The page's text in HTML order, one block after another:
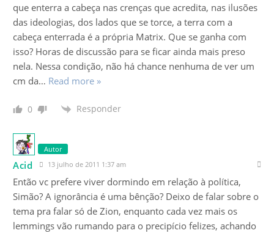
que enterra a cabeça nas crenças que acredita, nas ilusões
das ideologias, dos lados que se torce, a terra com a
cabeça enterrada é a própria Matrix. Que se ganha com
isso? Horas de discussão para se ficar ainda mais preso
nela. Nessa condição, não há chance nenhuma de ver um
cm da… Read more »
0 Responder
Autor
Acid 13 julho de 2011 1:37 am
Então vc prefere viver dormindo em relação à política,
Simão? A ignorância é uma bênção? Deixo de falar sobre o
tema pra falar só de Zion, enquanto cada vez mais os
lemmings vão rumando para o precipício felizes, achando